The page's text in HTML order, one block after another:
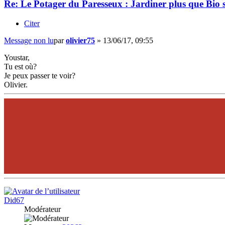
Re: Le Potager du Paresseux : Jardiner plus que Bio
Citer
Message non luparolivier75 » 13/06/17, 09:55
Youstar,
Tu est où?
Je peux passer te voir?
Olivier.
Did67
Modérateur